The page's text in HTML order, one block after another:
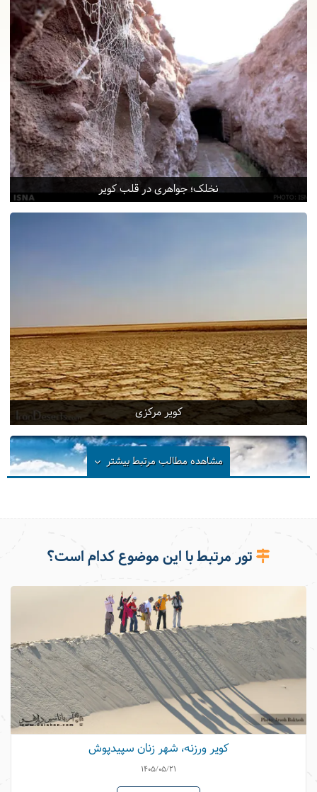
نخلک؛ جواهری در قلب کویر
کویر مرکزی
کاروانسرای مرنجاب؛ مروارید کویر
مشاهده مطالب مرتبطبیشتر
تور مرتبط با این موضوع کدام است؟
کویر ورزنه، شهر زنان سپیدپوش
1405/05/21